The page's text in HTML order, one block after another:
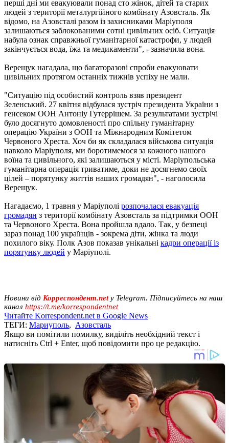
перші дні ми евакуювали понад сто жінок, дітей та старих
людей з території металургійного комбінату Азовсталь. Як
відомо, на Азовсталі разом із захисниками Маріуполя
залишаються заблокованими сотні цивільних осіб. Ситуація
набула ознак справжньої гуманітарної катастрофи, у людей
закінчується вода, їжа та медикаменти", - зазначила вона.
Верещук нагадала, що багаторазові спроби евакуювати
цивільних протягом останніх тижнів успіху не мали.
"Ситуацію під особистий контроль взяв президент
Зеленський. 27 квітня відбулася зустріч президента України з
генсеком ООН Антоніу Гутеррішем. За результатами зустрічі
було досягнуто домовленості про спільну гуманітарну
операцію України з ООН та Міжнародним Комітетом
Червоного Хреста. Хоч би як складалася військова ситуація
навколо Маріуполя, ми боротимемося за кожного нашого
воїна та цивільного, які залишаються у місті. Маріупольська
гуманітарна операція триватиме, доки не досягнемо своїх
цілей – порятунку життів наших громадян", - наголосила
Верещук.
Нагадаємо, 1 травня у Маріуполі розпочалася евакуація
громадян з території комбінату Азовсталь за підтримки ООН
та Червоного Хреста. Вона пройшла вдало. Так, у безпеці
зараз понад 100 українців - зокрема діти, жінка та люди
похилого віку. Полк Азов показав унікальні кадри операції із
порятунку людей у ​​Маріуполі.
Новини від Корреспондент.netу Telegram. Підписуйтесь на наш
канал https://t.me/korrespondentnet
Читайте Korrespondent.net в Google News
ТЕГИ: Мариуполь, Азовсталь
Якщо ви помітили помилку, виділіть необхідний текст і
натисніть Ctrl + Enter, щоб повідомити про це редакцію.